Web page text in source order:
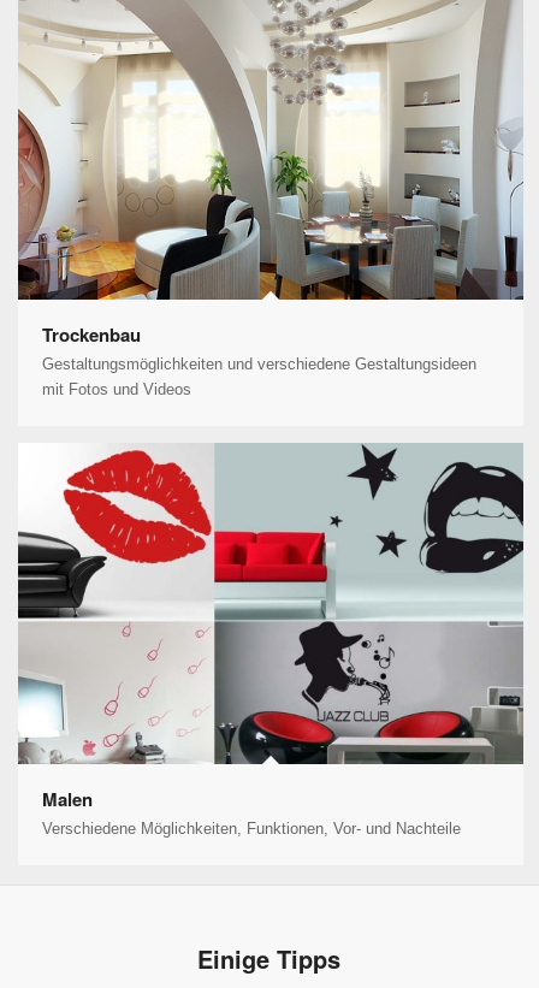
Trockenbau
Gestaltungsmöglichkeiten und verschiedene Gestaltungsideen
mit Fotos und Videos
Malen
Verschiedene Möglichkeiten, Funktionen, Vor- und Nachteile
Einige Tipps